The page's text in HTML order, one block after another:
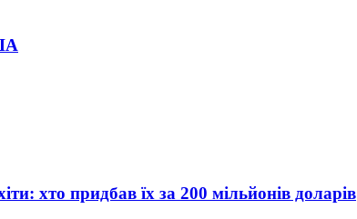
хто придбав їх за 200 мільйонів доларів